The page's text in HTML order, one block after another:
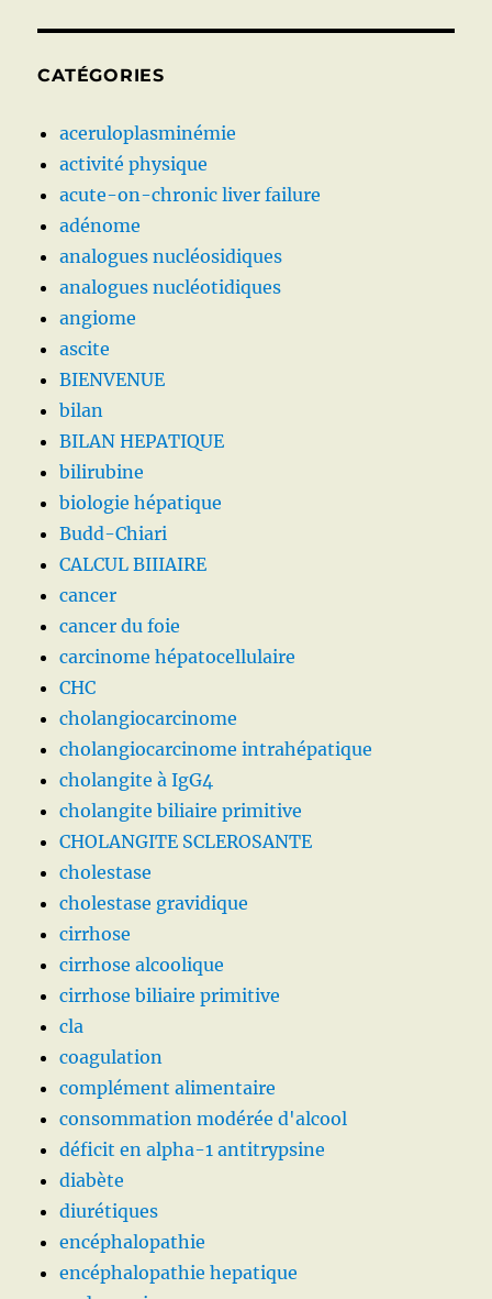
CATÉGORIES
aceruloplasminémie
activité physique
acute-on-chronic liver failure
adénome
analogues nucléosidiques
analogues nucléotidiques
angiome
ascite
BIENVENUE
bilan
BILAN HEPATIQUE
bilirubine
biologie hépatique
Budd-Chiari
CALCUL BIIIAIRE
cancer
cancer du foie
carcinome hépatocellulaire
CHC
cholangiocarcinome
cholangiocarcinome intrahépatique
cholangite à IgG4
cholangite biliaire primitive
CHOLANGITE SCLEROSANTE
cholestase
cholestase gravidique
cirrhose
cirrhose alcoolique
cirrhose biliaire primitive
cla
coagulation
complément alimentaire
consommation modérée d'alcool
déficit en alpha-1 antitrypsine
diabète
diurétiques
encéphalopathie
encéphalopathie hepatique